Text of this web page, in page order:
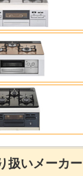
扱いメーカー